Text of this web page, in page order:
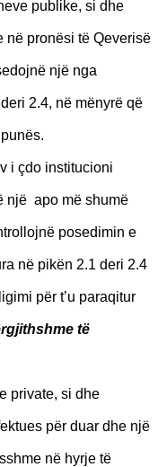
publike, si dhe
në pronësi të Qeverisë
një nga
2.4, në mënyrë që
i çdo institucioni
një apo më shumë
posedimin e
në pikën 2.1 deri 2.4
për t’u paraqitur
të
private, si dhe
për duar dhe një
në hyrje të